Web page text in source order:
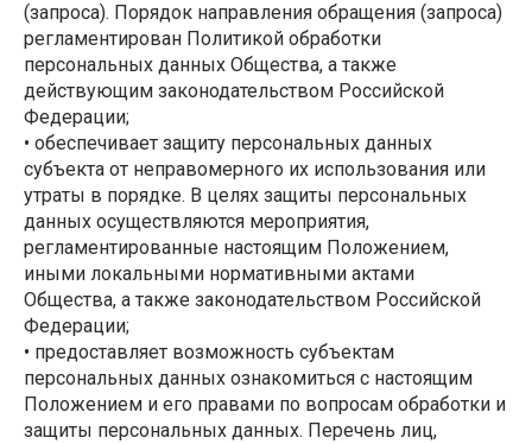
(запроса). Порядок направления обращения (запроса)
регламентирован Политикой обработки
персональных данных Общества, а также
действующим законодательством Российской
Федерации;
• обеспечивает защиту персональных данных
субъекта от неправомерного их использования или
утраты в порядке. В целях защиты персональных
данных осуществляются мероприятия,
регламентированные настоящим Положением,
иными локальными нормативными актами
Общества, а также законодательством Российской
Федерации;
• предоставляет возможность субъектам
персональных данных ознакомиться с настоящим
Положением и его правами по вопросам обработки и
защиты персональных данных. Перечень лиц,